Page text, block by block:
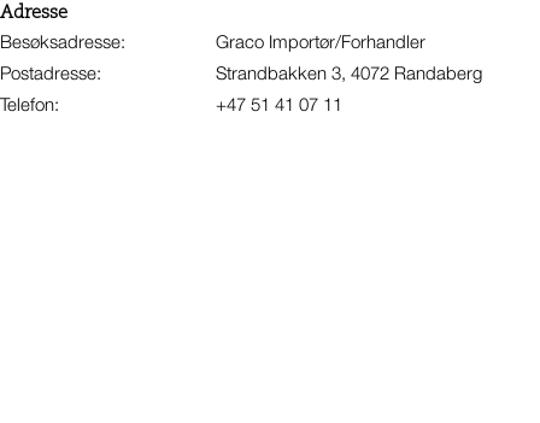
Adresse
Besøksadresse:
Graco Importør/Forhandler
Postadresse:
Strandbakken 3, 4072 Randaberg
Telefon:
+47 51 41 07 11